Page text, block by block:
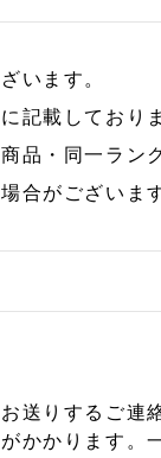
います。
記載しており
品・同一ラン
合がございま
送りするご連
かかります